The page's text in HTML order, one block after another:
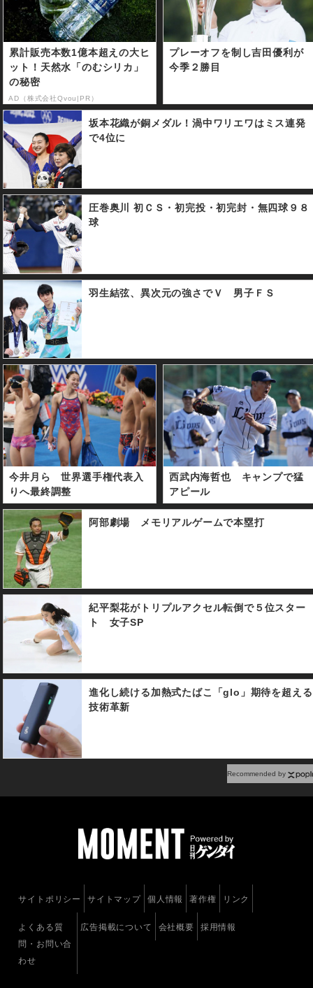
累計販売本数1億本超えの大ヒ
ット！天然水「のむシリカ」
の秘密
AD（株式会社Qvou|PR）
プレーオフを制し吉田優利が
今季２勝目
坂本花織が銅メダル！渦中ワリエワはミス連発
で4位に
圧巻奥川 初ＣＳ・初完投・初完封・無四球９８
球
羽生結弦、異次元の強さでＶ 男子ＦＳ
今井月ら 世界選手権代表入
りへ最終調整
西武内海哲也 キャンプで猛
アピール
阿部劇場 メモリアルゲームで本塁打
紀平梨花がトリプルアクセル転倒で５位スター
ト 女子SP
進化し続ける加熱式たばこ「glo」期待を超える
技術革新
Recommended by
サイトポリシー サイトマップ 個人情報 著作権 リンク
よくある質
問・お問い合
わせ
広告掲載について 会社概要 採用情報